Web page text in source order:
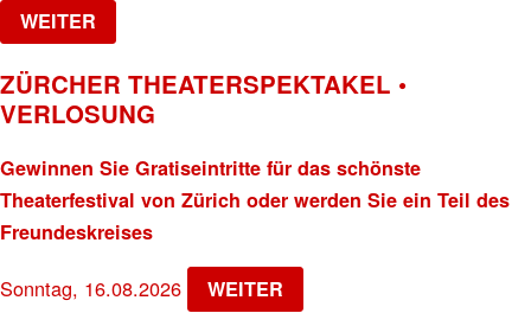
WEITER
ZÜRCHER THEATERSPEKTAKEL •
VERLOSUNG
Gewinnen Sie Gratiseintritte für das schönste
Theaterfestival von Zürich oder werden Sie ein Teil des
Freundeskreises
Sonntag, 16.08.2026 WEITER